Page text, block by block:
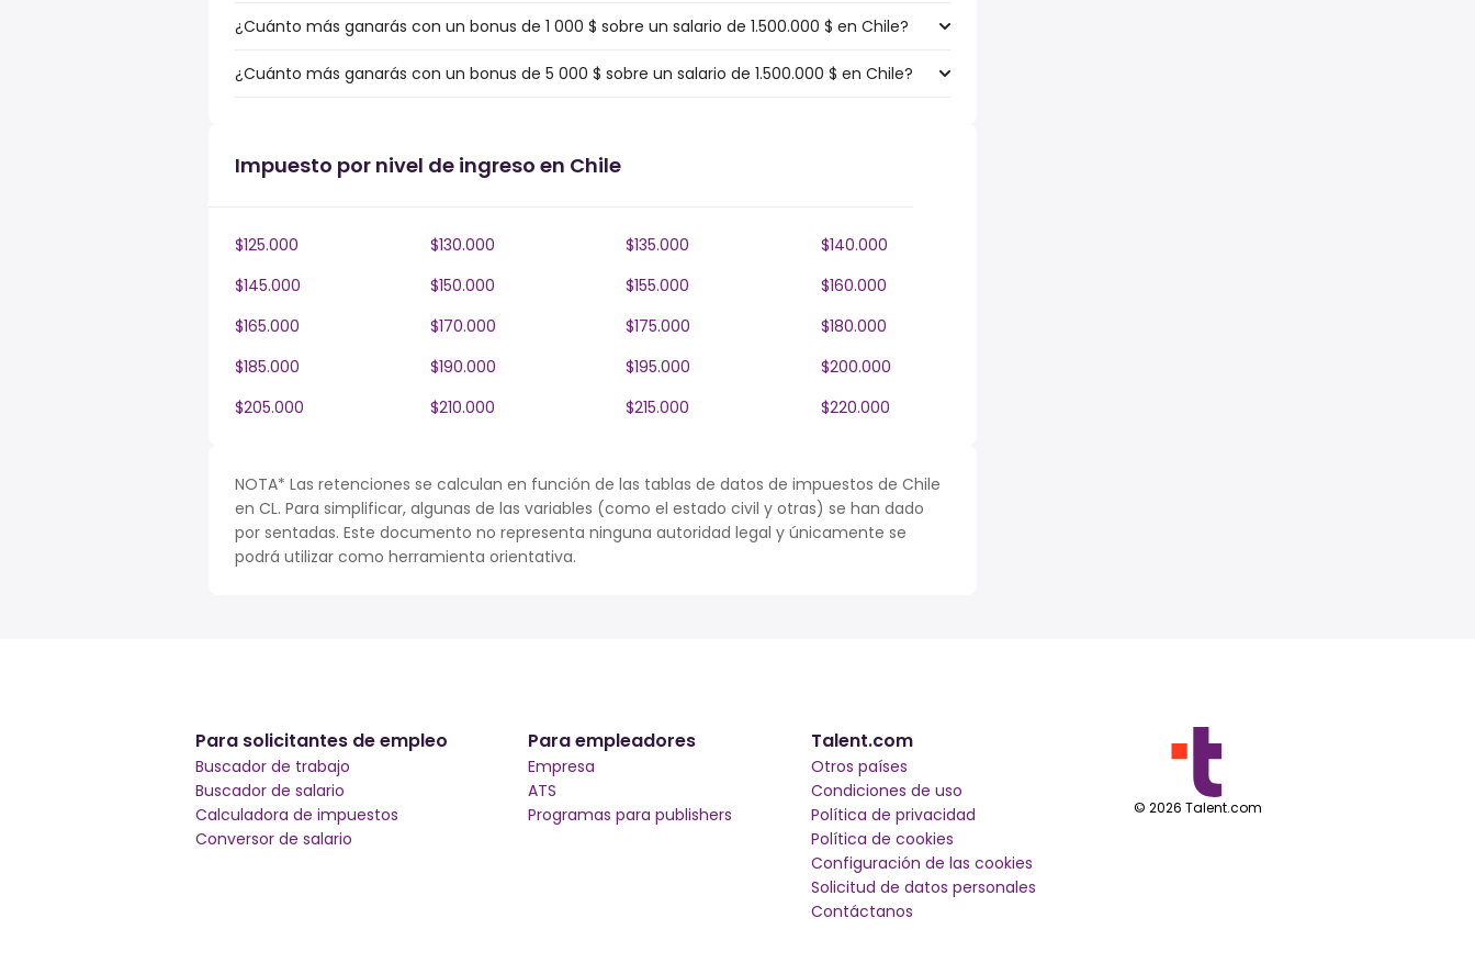
¿Cuánto más ganarás con un bonus de 1 000 $ sobre un salario de 1.500.000 $ en Chile?
¿Cuánto más ganarás con un bonus de 5 000 $ sobre un salario de 1.500.000 $ en Chile?
Impuesto por nivel de ingreso en Chile
$125.000 $130.000 $135.000
$140.000
$145.000
$150.000 $155.000
$160.000
$165.000
$170.000 $175.000
$180.000
$185.000
$190.000 $195.000
$200.000
$205.000
$210.000 $215.000 $220.000
NOTA* Las retenciones se calculan en función de las tablas de datos de impuestos de Chile
en CL. Para simplificar, algunas de las variables (como el estado civil y otras) se han dado
por sentadas. Este documento no representa ninguna autoridad legal y únicamente se
podrá utilizar como herramienta orientativa.
Para solicitantes de empleo
Buscador de trabajo
Buscador de salario
Calculadora de impuestos
Conversor de salario
Para empleadores
Empresa
ATS
Programas para publishers
Talent.com
Otros países
Condiciones de uso
Política de privacidad
Política de cookies
Configuración de las cookies
Solicitud de datos personales
Contáctanos
© 2026 Talent.com